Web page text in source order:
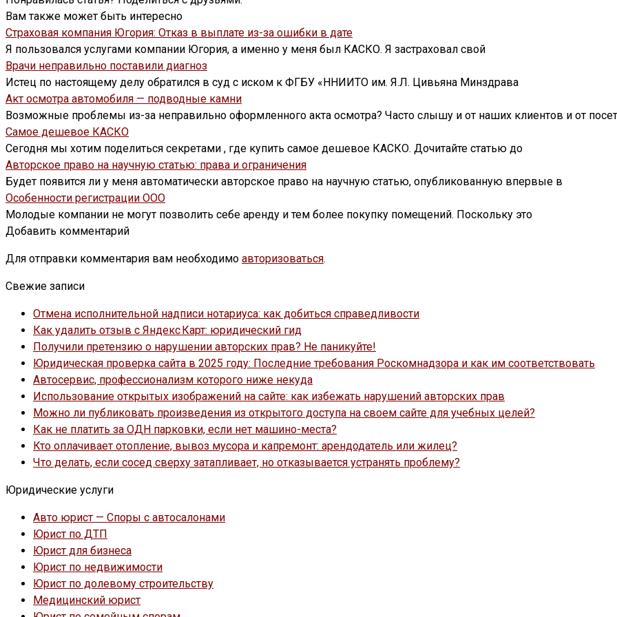
Вам также может быть интересно
Страховая компания Югория: Отказ в выплате из-за ошибки в дате
Я пользовался услугами компании Югория, а именно у меня был КАСКО. Я застраховал свой
Врачи неправильно поставили диагноз
Истец по настоящему делу обратился в суд с иском к ФГБУ «ННИИТО им. Я.Л. Цивьяна Минздрава
Акт осмотра автомобиля — подводные камни
Возможные проблемы из-за неправильно оформленного акта осмотра? Часто слышу и от наших клиентов и от
Самое дешевое КАСКО
Сегодня мы хотим поделиться секретами , где купить самое дешевое КАСКО. Дочитайте статью до
Авторское право на научную статью: права и ограничения
Будет появится ли у меня автоматически авторское право на научную статью, опубликованную впервые в
Особенности регистрации ООО
Молодые компании не могут позволить себе аренду и тем более покупку помещений. Поскольку это
Добавить комментарий
Для отправки комментария вам необходимо авторизоваться.
Свежие записи
Отмена исполнительной надписи нотариуса: как добиться справедливости
Как удалить отзыв с Яндекс Карт: юридический гид
Получили претензию о нарушении авторских прав? Не паникуйте!
Юридическая проверка сайта в 2025 году: Последние требования Роскомнадзора и как им соответствовать
Автосервис, профессионализм которого ниже некуда
Использование открытых изображений на сайте: как избежать нарушений авторских прав
Можно ли публиковать произведения из открытого доступа на своем сайте для учебных целей?
Как не платить за ОДН парковки, если нет машино-места?
Кто оплачивает отопление, вывоз мусора и капремонт: арендодатель или жилец?
Что делать, если сосед сверху затапливает, но отказывается устранять проблему?
Юридические услуги
Авто юрист — Споры с автосалонами
Юрист по ДТП
Юрист для бизнеса
Юрист по недвижимости
Юрист по долевому строительству
Медицинский юрист